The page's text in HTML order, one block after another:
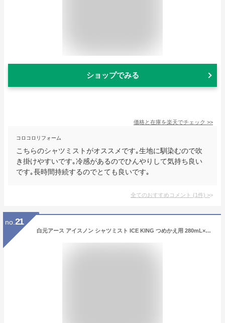
ショップでみる
価格と在庫を楽天でチェック >>
コロコロリフォーム
こちらのシャツミストがオススメです｡生地に馴染むので吹
き掛けやすいです｡冷感があるのでひんやりして気持ち良い
です｡長時間持続するのでとても良いです｡
全てのおすすめコメント (1件) >
no. 21
白元アース アイスノン シャツミスト ICE KING つめかえ用 280mL×2【2個セット】【ネコポス】 冷却スプレー 衣類用 冷感スプレー